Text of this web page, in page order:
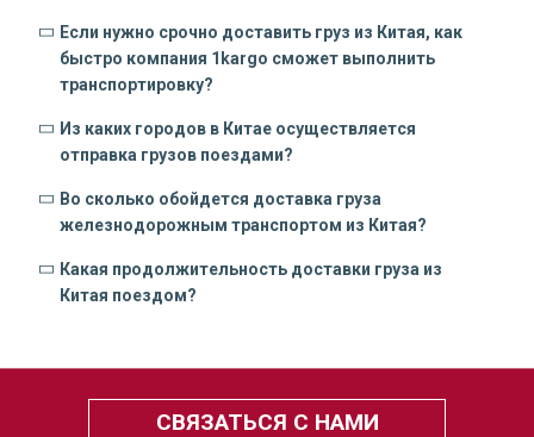
Если нужно срочно доставить груз из Китая, как
быстро компания 1kargo сможет выполнить
транспортировку?
Из каких городов в Китае осуществляется
отправка грузов поездами?
Во сколько обойдется доставка груза
железнодорожным транспортом из Китая?
Какая продолжительность доставки груза из
Китая поездом?
СВЯЗАТЬСЯ С НАМИ